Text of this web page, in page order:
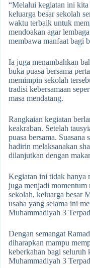
“Melalui kegiatan ini kita
keluarga besar sekolah
waktu terbaik untuk
mendoakan agar
membawa manfaat bagi
Ia juga menambahkan
buka puasa bersama
memimpin sekolah
tradisi kebersamaan
masa mendatang.
Rangkaian kegiatan
keakraban. Setelah
puasa bersama.
hadirin melaksanakan
dilanjutkan dengan
Kegiatan ini tidak hanya
juga menjadi momentum
sekolah, keluarga besar
usaha yang selama ini
Muhammadiyah 3
Dengan semangat
diharapkan mampu
keberkahan bagi seluruh
Muhammadiyah 3